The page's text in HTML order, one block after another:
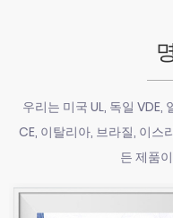
우리는 미국 UL, 독일 VDE,
CE, 이탈리아, 브라질, 이스
든 제품